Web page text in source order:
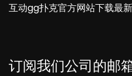
互动gg扑克官方网站下载最
订阅我们公司的邮